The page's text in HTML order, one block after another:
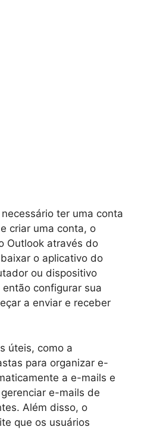
ter uma conta
criar uma conta, o
Outlook através do
o aplicativo do
ou dispositivo
configurar sua
a enviar e receber
úteis, como a
para organizar e-
a e-mails e
e-mails de
Além disso, o
que os usuários